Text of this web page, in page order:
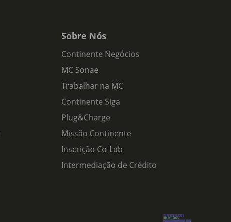
Sobre Nós
Continente Negócios
MC Sonae
Trabalhar na MC
Continente Siga
Plug&Charge
Missão Continente
Inscrição Co-Lab
Intermediação de Crédito